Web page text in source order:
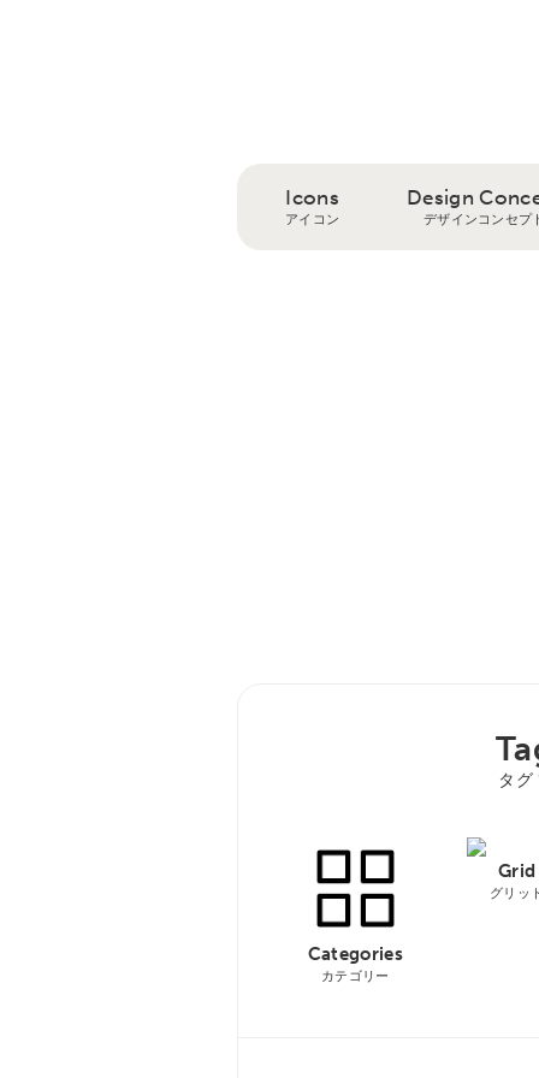
Icons
アイコン
Design
デザインコンセプ
タグ
Categories
カテゴリー
Grid
グリッ